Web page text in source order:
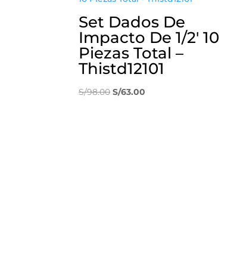
Set Dados De
Impacto De 1/2′ 10
Piezas Total –
Thistd12101
S/98.00 El
S/63.00